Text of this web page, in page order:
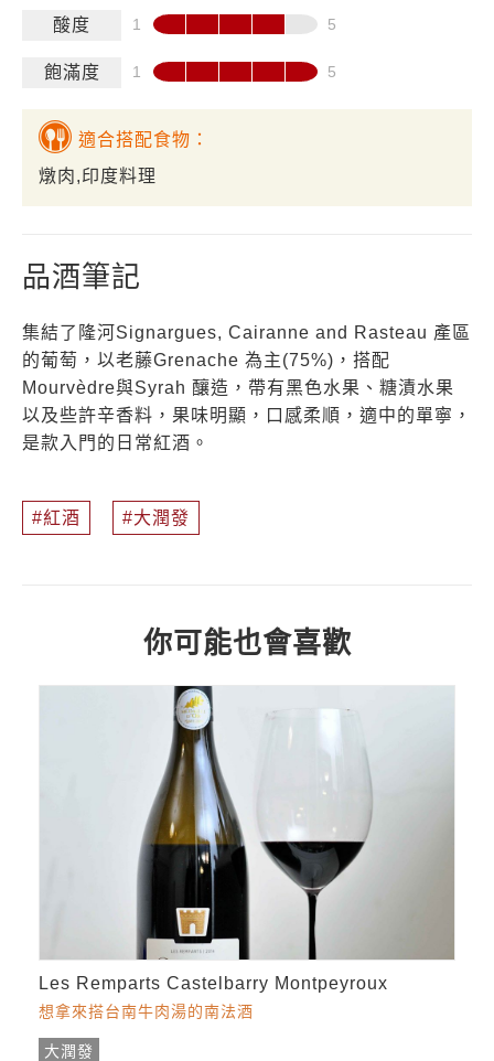
酸度
飽滿度
適合搭配食物：
燉肉,印度料理
品酒筆記
集結了隆河Signargues, Cairanne and Rasteau 產區
的葡萄，以老藤Grenache 為主(75%)，搭配
Mourvèdre與Syrah 釀造，帶有黑色水果、糖漬水果
以及些許辛香料，果味明顯，口感柔順，適中的單寧，
是款入門的日常紅酒。
紅酒 大潤發
你可能也會喜歡
Les Remparts Castelbarry Montpeyroux
想拿來搭台南牛肉湯的南法酒
大潤發